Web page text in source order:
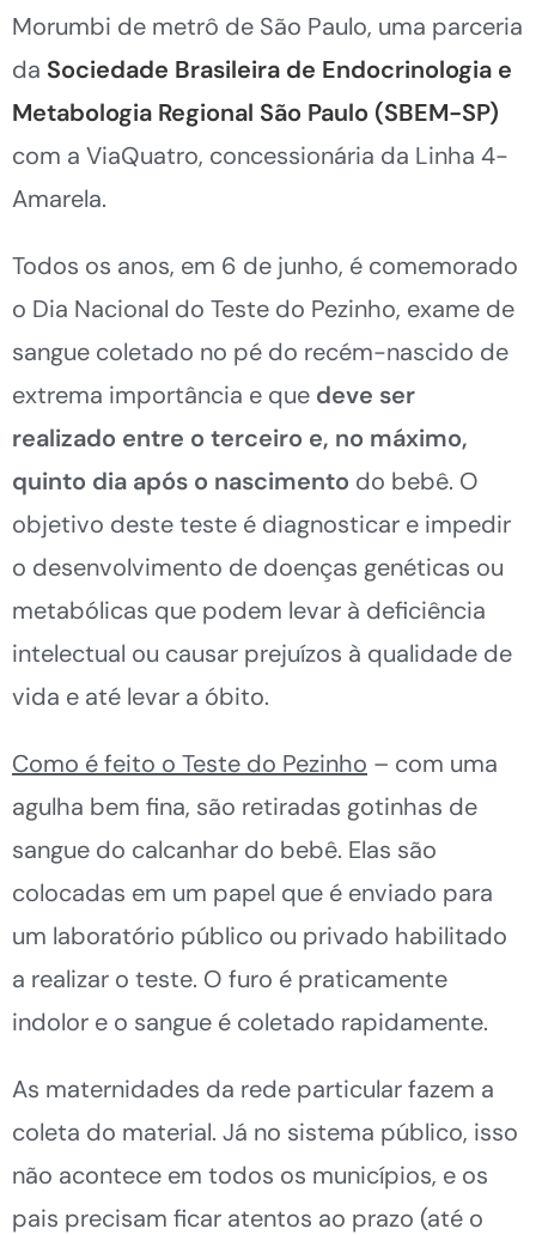
Morumbi de metrô de São Paulo, uma parceria
da Sociedade Brasileira de Endocrinologia e
Metabologia Regional São Paulo (SBEM-SP)
com a ViaQuatro, concessionária da Linha 4-
Amarela.
Todos os anos, em 6 de junho, é comemorado
o Dia Nacional do Teste do Pezinho, exame de
sangue coletado no pé do recém-nascido de
extrema importância e que deve ser
realizado entre o terceiro e, no máximo,
quinto dia após o nascimento do bebê. O
objetivo deste teste é diagnosticar e impedir
o desenvolvimento de doenças genéticas ou
metabólicas que podem levar à deficiência
intelectual ou causar prejuízos à qualidade de
vida e até levar a óbito.
Como é feito o Teste do Pezinho – com uma
agulha bem fina, são retiradas gotinhas de
sangue do calcanhar do bebê. Elas são
colocadas em um papel que é enviado para
um laboratório público ou privado habilitado
a realizar o teste. O furo é praticamente
indolor e o sangue é coletado rapidamente.
As maternidades da rede particular fazem a
coleta do material. Já no sistema público, isso
não acontece em todos os municípios, e os
pais precisam ficar atentos ao prazo (até o